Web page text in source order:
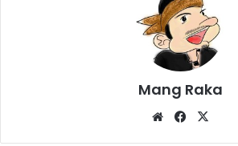
Mang Raka
WebsiteFacebook